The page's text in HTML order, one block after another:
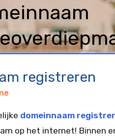
en
registreren
domeinnaam
op het internet! Binnen